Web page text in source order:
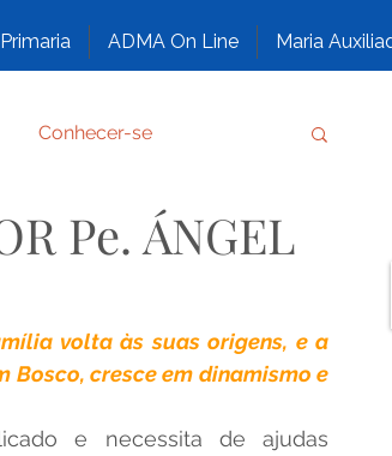
ADMA On Line Maria
Conhecer-se
recebidaPe. ÁNGEL
volta às suas origens, e a
Bosco, cresce em dinamismo e
e necessita de ajudas